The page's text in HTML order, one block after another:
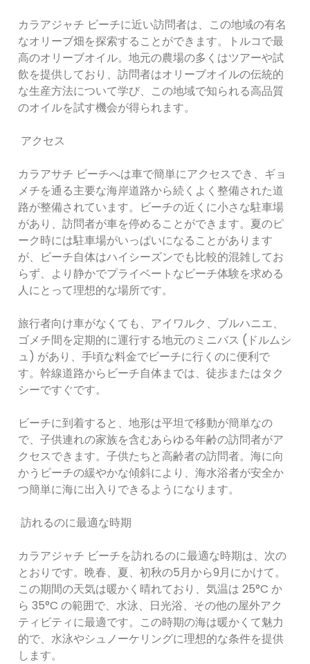
カラアジャチ ビーチに近い訪問者は、この地域の有名
なオリーブ畑を探索することができます。トルコで最
高のオリーブオイル。地元の農場の多くはツアーや試
飲を提供しており、訪問者はオリーブオイルの伝統的
な生産方法について学び、この地域で知られる高品質
のオイルを試す機会が得られます。
アクセス
カラアサチ ビーチへは車で簡単にアクセスでき、ギョ
メチを通る主要な海岸道路から続くよく整備された道
路が整備されています。ビーチの近くに小さな駐車場
があり、訪問者が車を停めることができます。夏のピ
ーク時には駐車場がいっぱいになることがあります
が、ビーチ自体はハイシーズンでも比較的混雑してお
らず、より静かでプライベートなビーチ体験を求める
人にとって理想的な場所です。
旅行者向け車がなくても、アイワルク、ブルハニエ、
ゴメチ間を定期的に運行する地元のミニバス (ドルムシ
ュ) があり、手頃な料金でビーチに行くのに便利で
す。幹線道路からビーチ自体までは、徒歩またはタク
シーですぐです。
ビーチに到着すると、地形は平坦で移動が簡単なの
で、子供連れの家族を含むあらゆる年齢の訪問者がア
クセスできます。子供たちと高齢者の訪問者。海に向
かうビーチの緩やかな傾斜により、海水浴者が安全か
つ簡単に海に出入りできるようになります。
訪れるのに最適な時期
カラアジャチ ビーチを訪れるのに最適な時期は、次の
とおりです。晩春、夏、初秋の5月から9月にかけて。
この期間の天気は暖かく晴れており、気温は 25°C か
ら 35°C の範囲で、水泳、日光浴、その他の屋外アク
ティビティに最適です。この時期の海は暖かくて魅力
的で、水泳やシュノーケリングに理想的な条件を提供
します。